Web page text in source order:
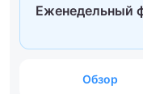
Еженедельный
Обзор